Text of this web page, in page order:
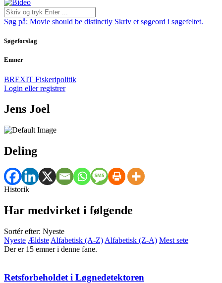
Søg på: Movie should be distinctly Skriv et søgeord i søgefeltet.
Søgeforslag
Emner
BREXIT Fiskeripolitik
Login eller registrer
Jens Joel
Deling
Historik
Har medvirket i følgende
Sortér efter: Nyeste
Nyeste Ældste Alfabetisk (A-Z) Alfabetisk (Z-A) Mest sete
Der er 15 emner i denne fane.
Retsforbeholdet i Løgnedetektoren